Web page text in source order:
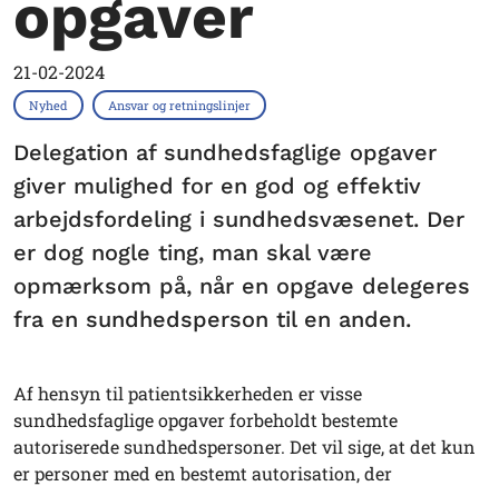
opgaver
21-02-2024
Nyhed Ansvar og retningslinjer
Delegation af sundhedsfaglige opgaver
giver mulighed for en god og effektiv
arbejdsfordeling i sundhedsvæsenet. Der
er dog nogle ting, man skal være
opmærksom på, når en opgave delegeres
fra en sundhedsperson til en anden.
Af hensyn til patientsikkerheden er visse
sundhedsfaglige opgaver forbeholdt bestemte
autoriserede sundhedspersoner. Det vil sige, at det kun
er personer med en bestemt autorisation, der